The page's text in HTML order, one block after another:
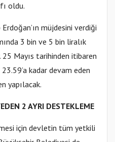
oldu.
müjdesini verdiği
3 bin ve 5 bin liralık
Mayıs tarihinden itibaren
kadar devam eden
yapılacak.
2 AYRI DESTEKLEME
için devletin tüm yetkili